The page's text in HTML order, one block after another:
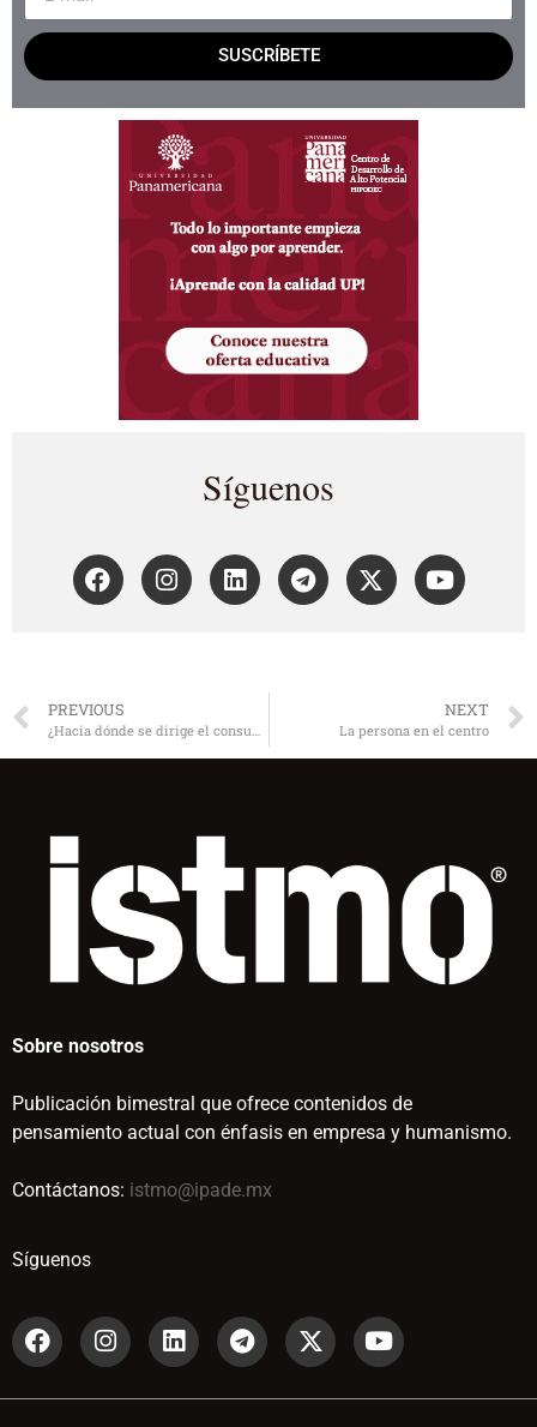
SUSCRÍBETE
Síguenos
PREVIOUS
¿Hacia dónde se dirige el consumidor latinoamericano?
NEXT
La persona en el centro
Sobre nosotros
Publicación bimestral que ofrece contenidos de
pensamiento actual con énfasis en empresa y humanismo.
Contáctanos: istmo@ipade.mx
Síguenos